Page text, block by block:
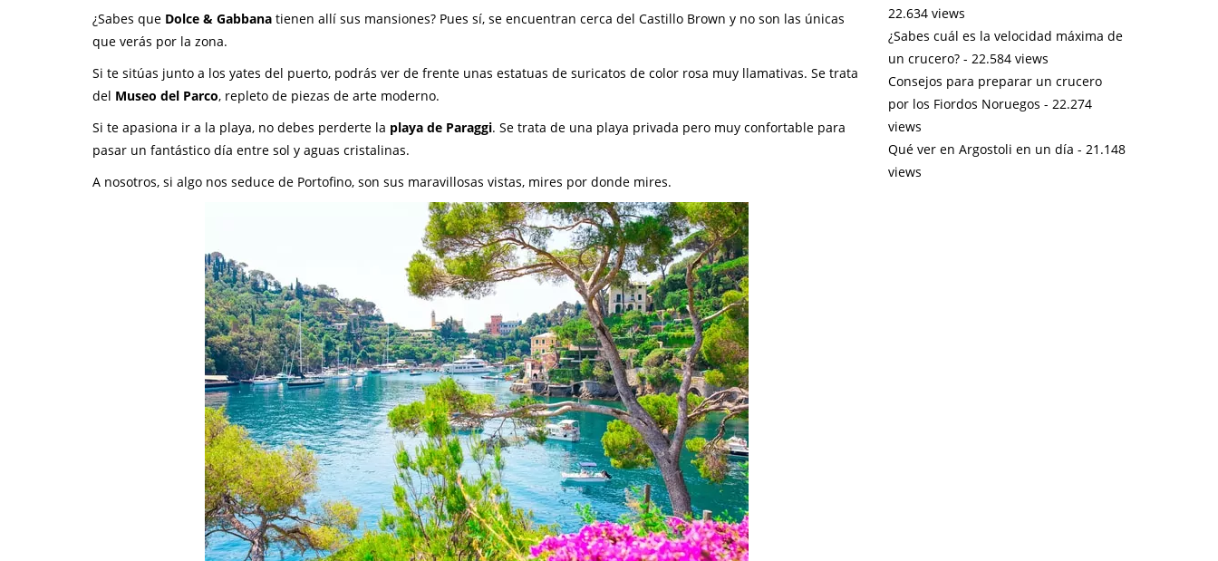
¿Sabes que Dolce & Gabbana tienen allí sus mansiones? Pues sí, se encuentran cerca del Castillo Brown y no son las únicas
que verás por la zona.
Si te sitúas junto a los yates del puerto, podrás ver de frente unas estatuas de suricatos de color rosa muy llamativas. Se trata
del Museo del Parco, repleto de piezas de arte moderno.
Si te apasiona ir a la playa, no debes perderte la playa de Paraggi. Se trata de una playa privada pero muy confortable para
pasar un fantástico día entre sol y aguas cristalinas.
A nosotros, si algo nos seduce de Portofino, son sus maravillosas vistas, mires por donde mires.
22.634 views
¿Sabes cuál es la velocidad máxima de
un crucero?- 22.584 views
Consejos para preparar un crucero
por los Fiordos Noruegos - 22.274
views
Qué ver en Argostoli en un día - 21.148
views